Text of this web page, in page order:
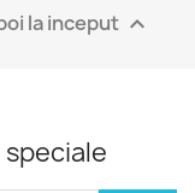
la inceput 